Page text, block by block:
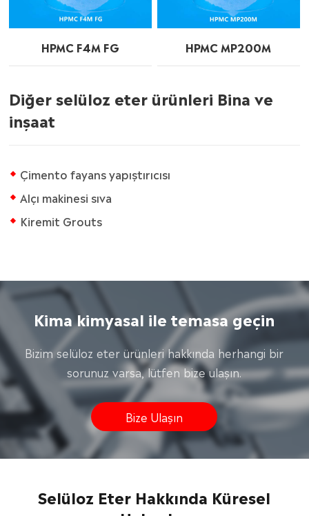
HPMC F4M FG HPMC MP200M
Diğer selüloz eter ürünleri Bina ve
inşaat
Çimento fayans yapıştırıcısı
Alçı makinesi sıva
Kiremit Grouts
Kima kimyasal ile temasa geçin
Bizim selüloz eter ürünleri hakkında herhangi bir
sorunuz varsa, lütfen bize ulaşın.
Bize Ulaşın
Selüloz Eter Hakkında Küresel